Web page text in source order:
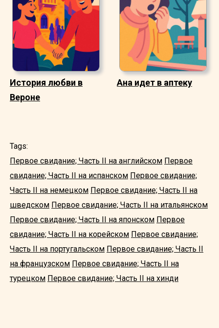
История любви в
Вероне
Ана идет в аптеку
Tags:
Первое свидание; Часть II на английском Первое
свидание; Часть II на испанском Первое свидание;
Часть II на немецком Первое свидание; Часть II на
шведском Первое свидание; Часть II на итальянском
Первое свидание; Часть II на японском Первое
свидание; Часть II на корейском Первое свидание;
Часть II на португальском Первое свидание; Часть II
на французском Первое свидание; Часть II на
турецком Первое свидание; Часть II на хинди